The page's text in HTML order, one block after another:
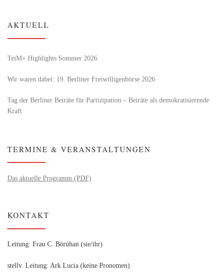
AKTUELL
TeiM+ Highlights Sommer 2026
Wir waren dabei: 19. Berliner Freiwilligenbörse 2026
Tag der Berliner Beiräte für Partizipation – Beiräte als demokratisierende
Kraft
TERMINE & VERANSTALTUNGEN
Das aktuelle Programm (PDF)
KONTAKT
Leitung: Frau C. Börühan (sie/ihr)
stellv. Leitung: Ark Lucia (keine Pronomen)